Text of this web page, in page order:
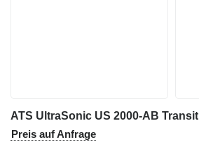
ATS UltraSonic US 2000-AB Transit
Preis auf Anfrage